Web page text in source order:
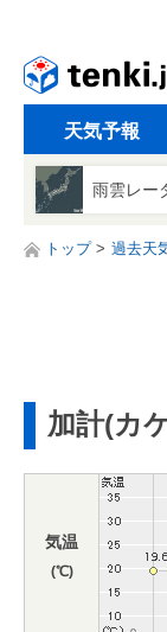
天気予報
雨雲レー
トップ 過去天
加計(カ
気温
(℃)